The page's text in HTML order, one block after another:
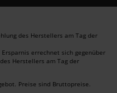
des Herstellers am Tag der
errechnet sich gegenüber
Herstellers am Tag der
Preise sind Bruttopreise.